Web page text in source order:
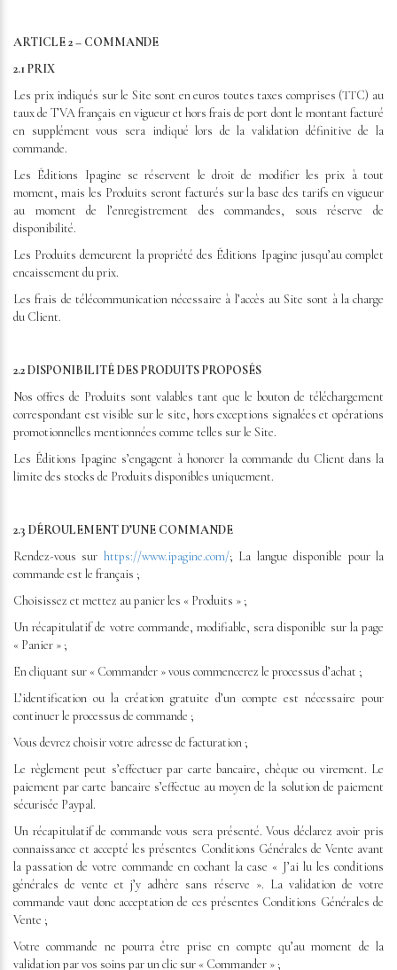
ARTICLE 2 – COMMANDE
2.1 PRIX
Les prix indiqués sur le Site sont en euros toutes taxes comprises (TTC) au
taux de TVA français en vigueur et hors frais de port dont le montant facturé
en supplément vous sera indiqué lors de la validation définitive de la
commande.
Les Éditions Ipagine se réservent le droit de modifier les prix à tout
moment, mais les Produits seront facturés sur la base des tarifs en vigueur
au moment de l’enregistrement des commandes, sous réserve de
disponibilité.
Les Produits demeurent la propriété des Éditions Ipagine jusqu’au complet
encaissement du prix.
Les frais de télécommunication nécessaire à l’accès au Site sont à la charge
du Client.
2.2 DISPONIBILITÉ DES PRODUITS PROPOSÉS
Nos offres de Produits sont valables tant que le bouton de téléchargement
correspondant est visible sur le site, hors exceptions signalées et opérations
promotionnelles mentionnées comme telles sur le Site.
Les Éditions Ipagine s’engagent à honorer la commande du Client dans la
limite des stocks de Produits disponibles uniquement.
2.3 DÉROULEMENT D’UNE COMMANDE
Rendez-vous sur https://www.ipagine.com/; La langue disponible pour la
commande est le français ;
Choisissez et mettez au panier les « Produits » ;
Un récapitulatif de votre commande, modifiable, sera disponible sur la page
« Panier » ;
En cliquant sur « Commander » vous commencerez le processus d’achat ;
L’identification ou la création gratuite d’un compte est nécessaire pour
continuer le processus de commande ;
Vous devrez choisir votre adresse de facturation ;
Le règlement peut s’effectuer par carte bancaire, chèque ou virement. Le
paiement par carte bancaire s’effectue au moyen de la solution de paiement
sécurisée Paypal.
Un récapitulatif de commande vous sera présenté. Vous déclarez avoir pris
connaissance et accepté les présentes Conditions Générales de Vente avant
la passation de votre commande en cochant la case « J’ai lu les conditions
générales de vente et j’y adhère sans réserve ». La validation de votre
commande vaut donc acceptation de ces présentes Conditions Générales de
Vente ;
Votre commande ne pourra être prise en compte qu’au moment de la
validation par vos soins par un clic sur « Commander » ;